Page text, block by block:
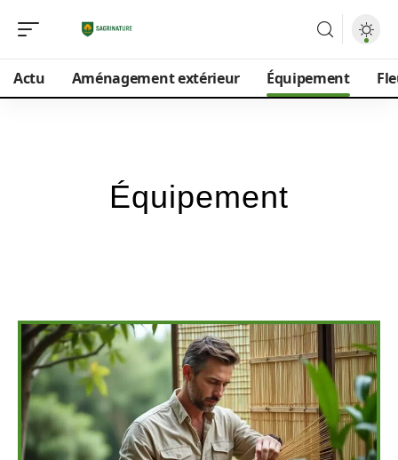
Actu Aménagement extérieur Équipement
Équipement